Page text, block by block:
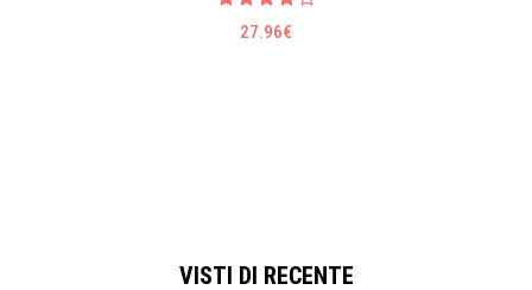
27.96€
VISTI DI RECENTE